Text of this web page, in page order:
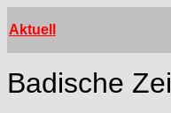
Aktuell
Badische